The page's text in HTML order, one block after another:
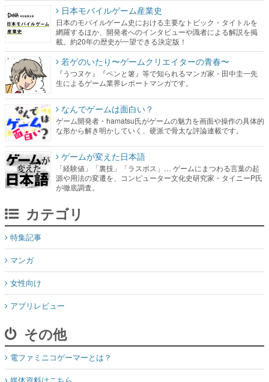
日本モバイルゲーム産業史
日本のモバイルゲーム史における主要なトピック・タイトルを
網羅するほか、開発者へのインタビューや識者による解説を掲
載。約20年の歴史が一望できる決定版！
若ゲのいたり〜ゲームクリエイターの青春〜
『うつヌケ』『ペンと箸』等で知られるマンガ家・田中圭一先
生によるゲーム業界レポートマンガです。
なんでゲームは面白い？
ゲーム開発者・hamatsu氏がゲームの魅力を画面や操作の具体的
な形から解き明かしていく、硬派で骨太な評論連載です。
ゲームが変えた日本語
「経験値」「裏技」「ラスボス」… ゲームにまつわる言葉の起
源や用法の変遷を、コンピューター文化史研究家・タイニーP氏
が徹底調査。
カテゴリ
特集記事
マンガ
女性向け
アプリレビュー
その他
電ファミニコゲーマーとは？
媒体資料はこちら